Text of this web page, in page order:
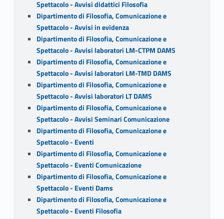
Spettacolo - Avvisi didattici Filosofia
Dipartimento di Filosofia, Comunicazione e
Spettacolo - Avvisi in evidenza
Dipartimento di Filosofia, Comunicazione e
Spettacolo - Avvisi laboratori LM-CTPM DAMS
Dipartimento di Filosofia, Comunicazione e
Spettacolo - Avvisi laboratori LM-TMD DAMS
Dipartimento di Filosofia, Comunicazione e
Spettacolo - Avvisi laboratori LT DAMS
Dipartimento di Filosofia, Comunicazione e
Spettacolo - Avvisi Seminari Comunicazione
Dipartimento di Filosofia, Comunicazione e
Spettacolo - Eventi
Dipartimento di Filosofia, Comunicazione e
Spettacolo - Eventi Comunicazione
Dipartimento di Filosofia, Comunicazione e
Spettacolo - Eventi Dams
Dipartimento di Filosofia, Comunicazione e
Spettacolo - Eventi Filosofia